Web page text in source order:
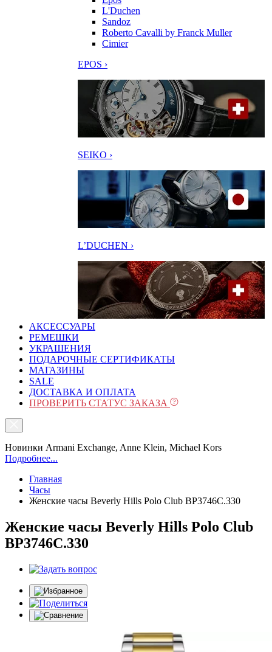
L'Duchen
Sandoz
Roberto Cavalli by Franck Muller
Cimier
EPOS ›
SEIKO ›
L’DUCHEN ›
АКСЕССУАРЫ
РЕМЕШКИ
УКРАШЕНИЯ
ПОДАРОЧНЫЕ СЕРТИФИКАТЫ
МАГАЗИНЫ
SALE
ДОСТАВКА И ОПЛАТА
ПРОВЕРИТЬ СТАТУС ЗАКАЗА
Новинки Armani Exchange, Anne Klein, Michael Kors
Подробнее...
Главная
Часы
Женские часы Beverly Hills Polo Club BP3746C.330
Женские часы Beverly Hills Polo Club
BP3746C.330